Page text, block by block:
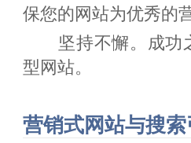
保您的网站为优秀的
坚持不懈。成功之
型网站。
营销式网站与搜